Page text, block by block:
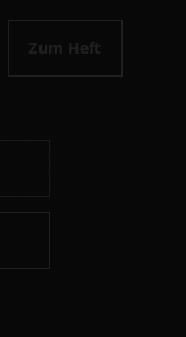
Zum Heft